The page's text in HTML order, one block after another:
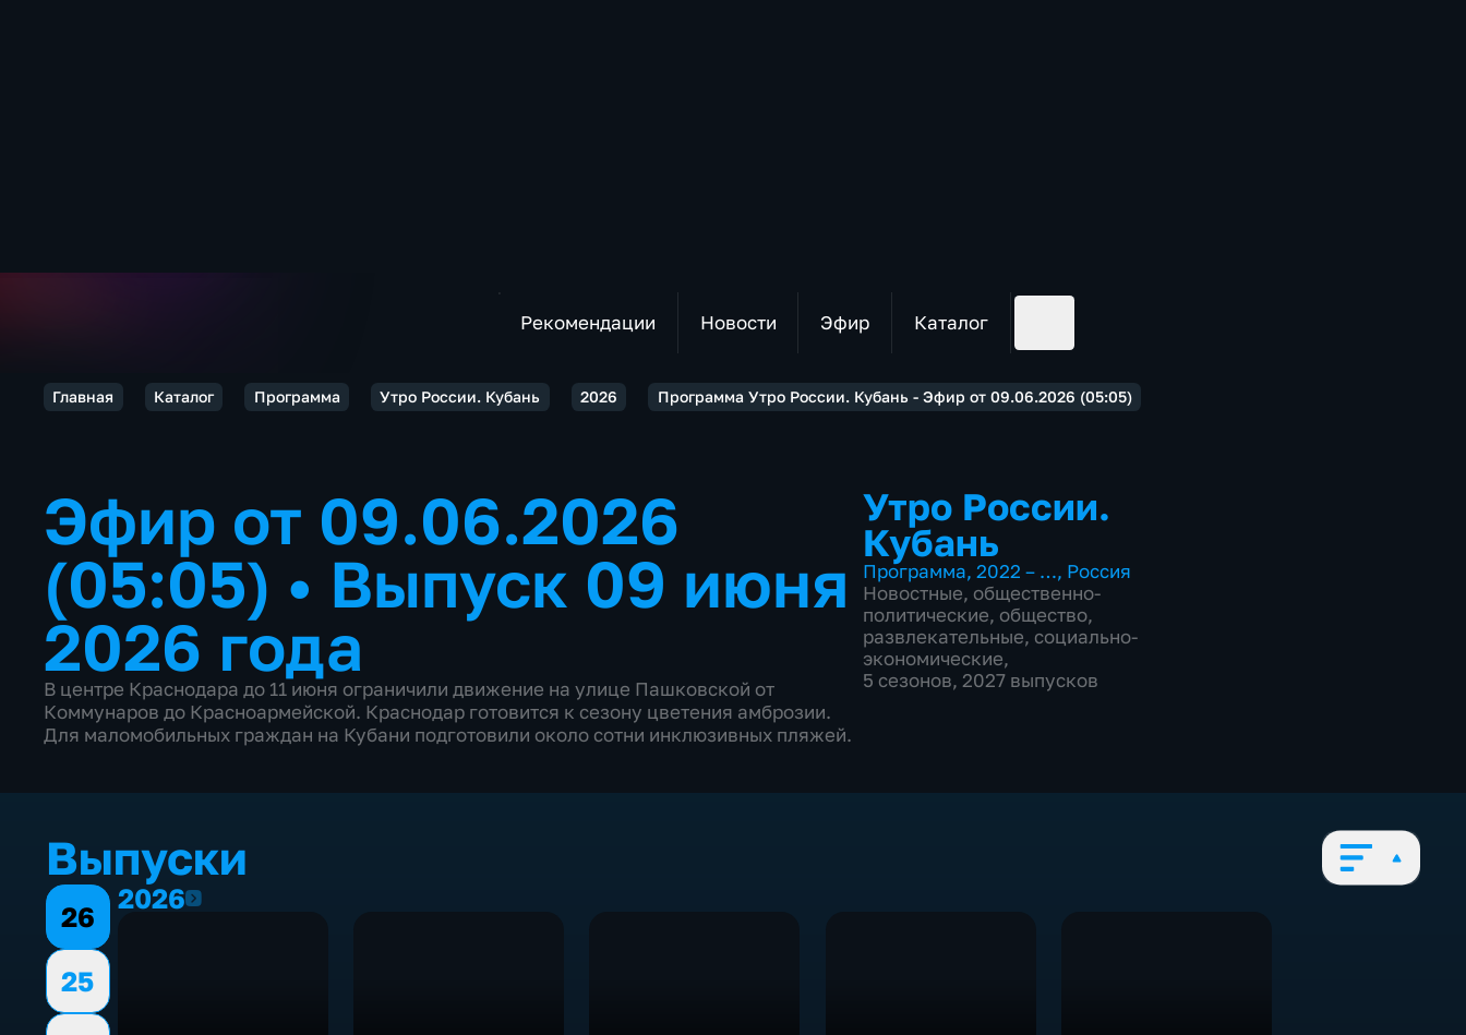
Рекомендации Новости Эфир Каталог
Главная Каталог Программа Утро России. Кубань 2026 Программа Утро России. Кубань - Эфир от 09.06.2026 (05:05)
Эфир от 09.06.2026
(05:05) • Выпуск 09 июня
2026 года
В центре Краснодара до 11 июня ограничили движение на улице Пашковской от
Коммунаров до Красноармейской. Краснодар готовится к сезону цветения амброзии.
Для маломобильных граждан на Кубани подготовили около сотни инклюзивных пляжей.
Утро России.
Кубань
Программа, 2022 – …, Россия
Новостные, общественно-
политические, общество,
развлекательные, социально-
экономические,
5 сезонов, 2027 выпусков
Выпуски
26
25
20262026